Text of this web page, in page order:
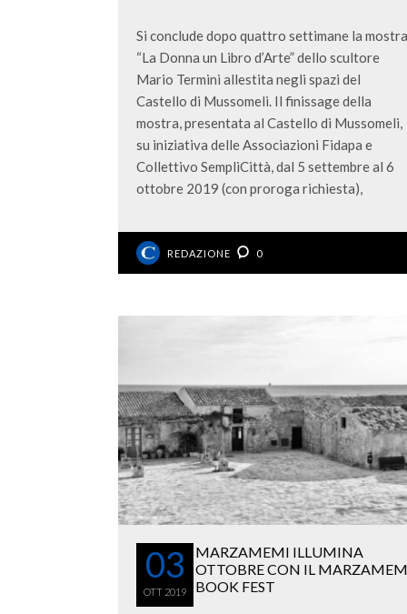
Si conclude dopo quattro settimane la mostra
“La Donna un Libro d’Arte” dello scultore
Mario Termini allestita negli spazi del
Castello di Mussomeli. Il finissage della
mostra, presentata al Castello di Mussomeli,
su iniziativa delle Associazioni Fidapa e
Collettivo SempliCittà, dal 5 settembre al 6
ottobre 2019 (con proroga richiesta),
REDAZIONE 0
03
OTT 2019
MARZAMEMI ILLUMINA
OTTOBRE CON IL
BOOK FEST